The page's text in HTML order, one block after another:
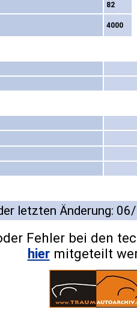
82
4000
letzten Änderung:
Fehler bei den
hiermitgeteilt